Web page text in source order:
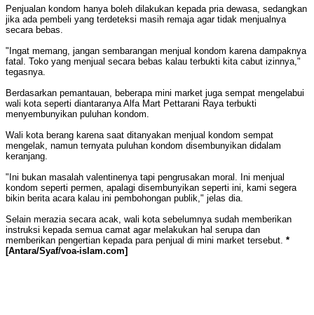
Penjualan kondom hanya boleh dilakukan kepada pria dewasa, sedangkan
jika ada pembeli yang terdeteksi masih remaja agar tidak menjualnya
secara bebas.
"Ingat memang, jangan sembarangan menjual kondom karena dampaknya
fatal. Toko yang menjual secara bebas kalau terbukti kita cabut izinnya,"
tegasnya.
Berdasarkan pemantauan, beberapa mini market juga sempat mengelabui
wali kota seperti diantaranya Alfa Mart Pettarani Raya terbukti
menyembunyikan puluhan kondom.
Wali kota berang karena saat ditanyakan menjual kondom sempat
mengelak, namun ternyata puluhan kondom disembunyikan didalam
keranjang.
"Ini bukan masalah valentinenya tapi pengrusakan moral. Ini menjual
kondom seperti permen, apalagi disembunyikan seperti ini, kami segera
bikin berita acara kalau ini pembohongan publik," jelas dia.
Selain merazia secara acak, wali kota sebelumnya sudah memberikan
instruksi kepada semua camat agar melakukan hal serupa dan
memberikan pengertian kepada para penjual di mini market tersebut. *
[Antara/Syaf/voa-islam.com]